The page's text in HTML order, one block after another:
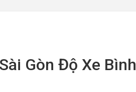
Gòn Độ Xe Bình